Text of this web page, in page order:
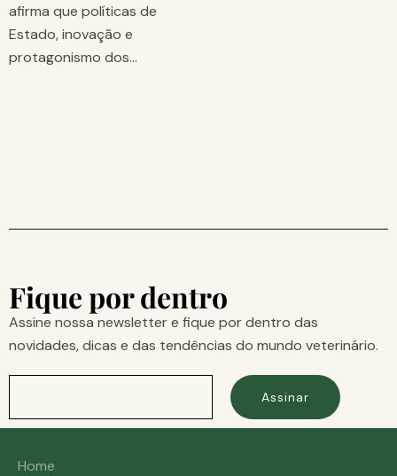
afirma que políticas de
Estado, inovação e
protagonismo dos…
Fique por dentro
Assine nossa newsletter e fique por dentro das
novidades, dicas e das tendências do mundo veterinário.
Assinar
Home